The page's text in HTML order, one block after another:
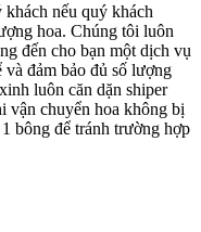
nếu quý khách
hoa. Chúng tôi luôn
đến cho bạn một dịch vụ
đảm bảo đủ số lượng
luôn căn dặn shiper
vận chuyển hoa không bị
bông để tránh trường hợp